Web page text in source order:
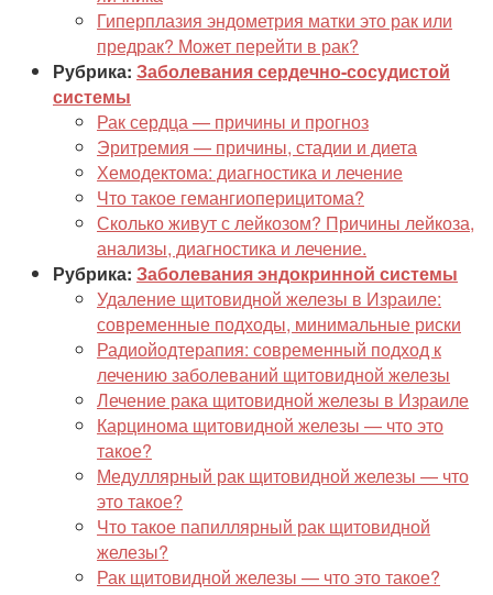
Гиперплазия эндометрия матки это рак или
предрак? Может перейти в рак?
Рубрика: Заболевания сердечно-сосудистой
системы
Рак сердца — причины и прогноз
Эритремия — причины, стадии и диета
Хемодектома: диагностика и лечение
Что такое гемангиоперицитома?
Сколько живут с лейкозом? Причины лейкоза,
анализы, диагностика и лечение.
Рубрика: Заболевания эндокринной системы
Удаление щитовидной железы в Израиле:
современные подходы, минимальные риски
Радиойодтерапия: современный подход к
лечению заболеваний щитовидной железы
Лечение рака щитовидной железы в Израиле
Карцинома щитовидной железы — что это
такое?
Медуллярный рак щитовидной железы — что
это такое?
Что такое папиллярный рак щитовидной
железы?
Рак щитовидной железы — что это такое?